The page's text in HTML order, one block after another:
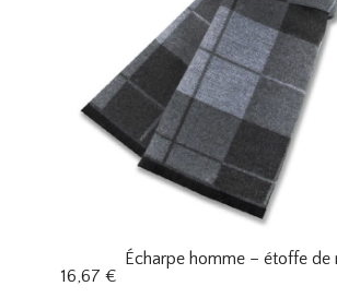
Écharpe homme – étoffe de
16,67 €